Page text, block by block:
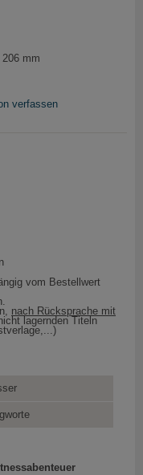
mm
verfassen
vom Bestellwert
nach Rücksprache mit
lagernden Titeln